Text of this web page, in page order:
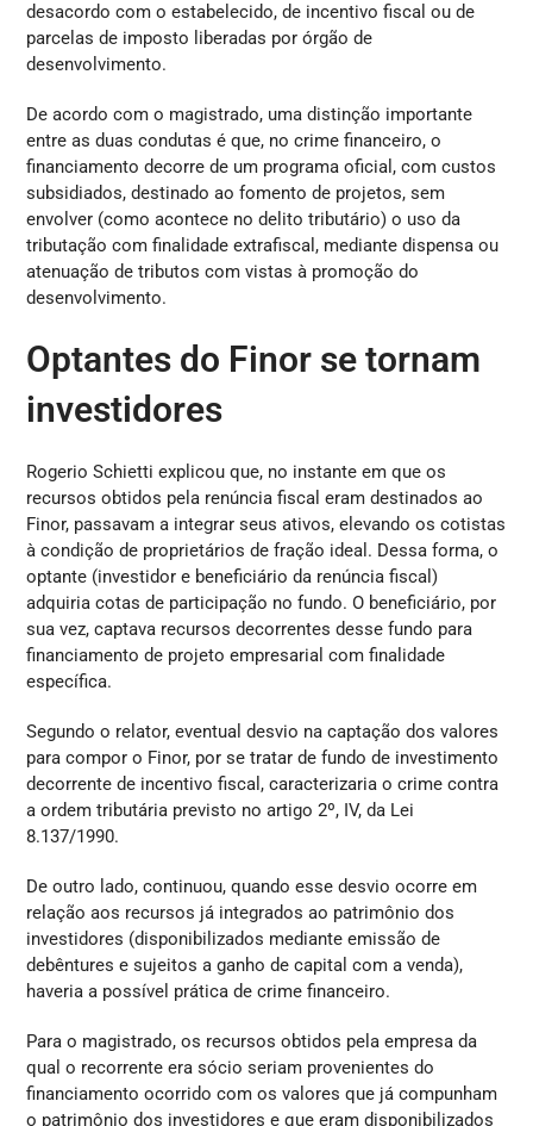
desacordo com o estabelecido, de incentivo fiscal ou de
parcelas de imposto liberadas por órgão de
desenvolvimento.
De acordo com o magistrado, uma distinção importante
entre as duas condutas é que, no crime financeiro, o
financiamento decorre de um programa oficial, com custos
subsidiados, destinado ao fomento de projetos, sem
envolver (como acontece no delito tributário) o uso da
tributação com finalidade extrafiscal, mediante dispensa ou
atenuação de tributos com vistas à promoção do
desenvolvimento.
Optantes do Finor se tornam
investidores
Rogerio Schietti explicou que, no instante em que os
recursos obtidos pela renúncia fiscal eram destinados ao
Finor, passavam a integrar seus ativos, elevando os cotistas
à condição de proprietários de fração ideal. Dessa forma, o
optante (investidor e beneficiário da renúncia fiscal)
adquiria cotas de participação no fundo. O beneficiário, por
sua vez, captava recursos decorrentes desse fundo para
financiamento de projeto empresarial com finalidade
específica.
Segundo o relator, eventual desvio na captação dos valores
para compor o Finor, por se tratar de fundo de investimento
decorrente de incentivo fiscal, caracterizaria o crime contra
a ordem tributária previsto no artigo 2º, IV, da Lei
8.137/1990.
De outro lado, continuou, quando esse desvio ocorre em
relação aos recursos já integrados ao patrimônio dos
investidores (disponibilizados mediante emissão de
debêntures e sujeitos a ganho de capital com a venda),
haveria a possível prática de crime financeiro.
Para o magistrado, os recursos obtidos pela empresa da
qual o recorrente era sócio seriam provenientes do
financiamento ocorrido com os valores que já compunham
o patrimônio dos investidores e que eram disponibilizados